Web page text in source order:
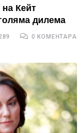
Кейт
дилема
0 КОМЕНТАРА